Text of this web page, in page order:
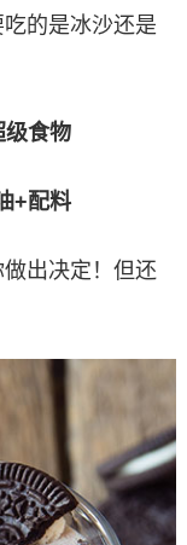
的是冰沙还是
级食物
+配料
出决定！但还